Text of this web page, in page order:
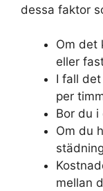
dessa faktor
Om det
eller
I fall
per
Bor du i
Om du
mellan